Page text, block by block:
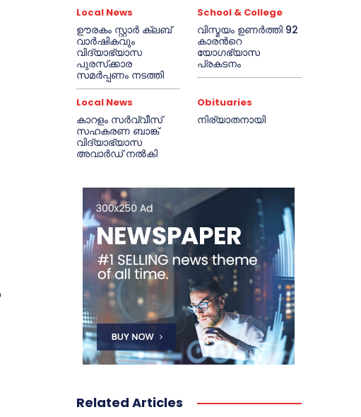
Local News
ഊരകം സ്റ്റാർ ക്ലബ്
വാർഷികവും
വിദ്യാഭ്യാസ
പുരസ്‌ക്കാര
സമർപ്പണം നടത്തി
School & College
വിസ്മയം ഉണർത്തി 92
കാരൻറെ
യോഗഭ്യാസ
പ്രകടനം
Local News
കാറളം സർവ്വീസ്
സഹകരണ ബാങ്ക്
വിദ്യാഭ്യാസ
അവാർഡ് നൽകി
Obituaries
നിര്യാതനായി
Related Articles